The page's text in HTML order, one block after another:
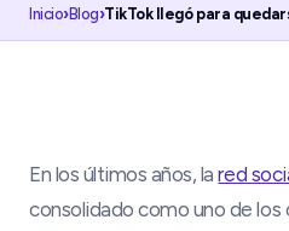
Inicio›Blog›TikTok llegó para
En los últimos años, lared
consolidado como uno de